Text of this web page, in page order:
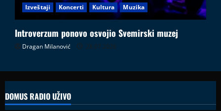
Izveštaji Koncerti Kultura Muzika
Introverzum ponovo osvojio Svemirski muzej
Dragan Milanović 28.07.2026
DOMUS RADIO UŽIVO